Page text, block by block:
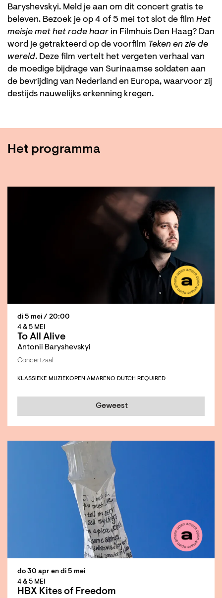
Baryshevskyi. Meld je aan om dit concert gratis te
beleven. Bezoek je op 4 of 5 mei tot slot de film Het
meisje met het rode haar in Filmhuis Den Haag? Dan
word je getrakteerd op de voorfilm Teken en zie de
wereld. Deze film vertelt het vergeten verhaal van
de moedige bijdrage van Surinaamse soldaten aan
de bevrijding van Nederland en Europa, waarvoor zij
destijds nauwelijks erkenning kregen.
Het programma
To All Alive
Antonii Baryshevskyi
4 & 5 MEI
di 5 mei / 20:00
Concertzaal
KLASSIEKE MUZIEKOPEN AMARENO DUTCH REQUIRED
Geweest
HBX Kites of Freedom
4 & 5 MEI
do 30 apr en di 5 mei